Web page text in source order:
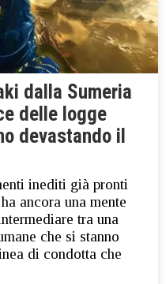
dalla Sumeria
delle logge
devastando il
inediti già pronti
ancora una mente
tra una
che si stanno
di condotta che